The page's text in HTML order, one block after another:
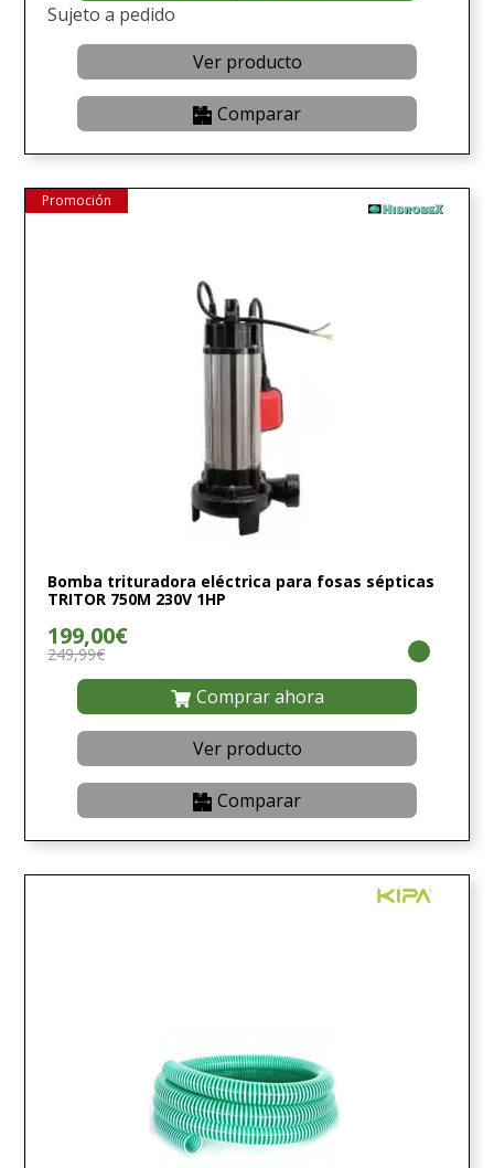
Sujeto a pedido
Ver producto
Comparar
Promoción
Bomba trituradora eléctrica para fosas sépticas
TRITOR 750M 230V 1HP
199,00€
249,99€
Comprar ahora
Ver producto
Comparar